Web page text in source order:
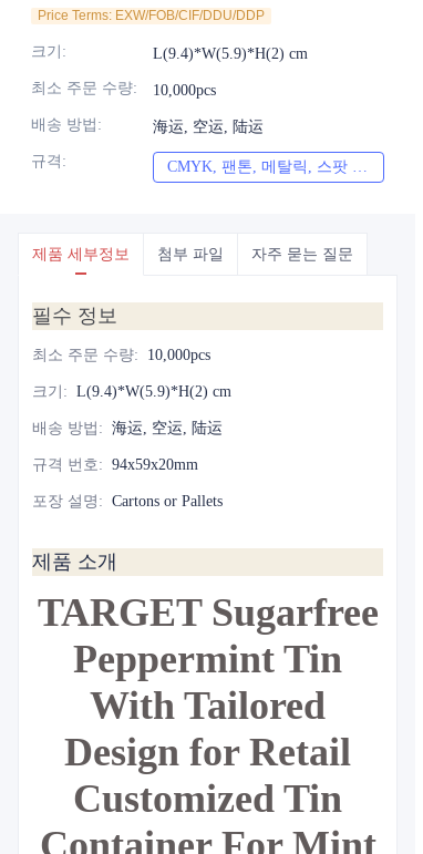
Packaging
Price Terms: EXW/FOB/CIF/DDU/DDP
크기 : L(9.4)*W(5.9)*H(2) cm
최소 주문 수량: 10,000pcs
배송 방법 : 海运, 空运, 陆运
규격 : CMYK, 팬톤, 메탈릭, 스팟 컬러 등
제품 세부정보 첨부 파일 자주 묻는 질문
필수 정보
최소 주문 수량: 10,000pcs
크기 : L(9.4)*W(5.9)*H(2) cm
배송 방법 : 海运, 空运, 陆运
규격 번호: 94x59x20mm
포장 설명 : Cartons or Pallets
제품 소개
TARGET Sugarfree
Peppermint Tin
With Tailored
Design for Retail
Customized Tin
Container For Mint